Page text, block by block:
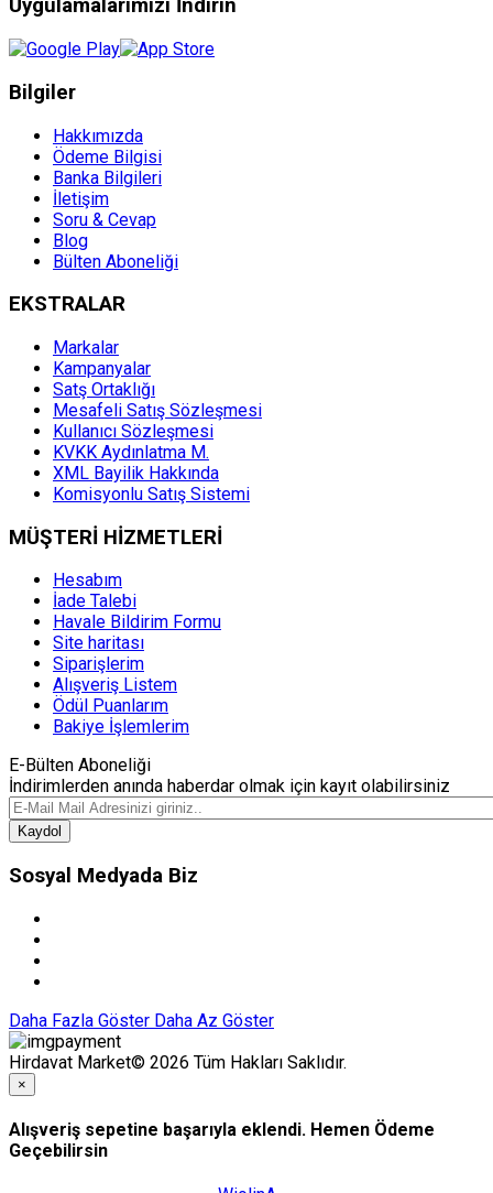
Uygulamalarımızı İndirin
Bilgiler
Hakkımızda
Ödeme Bilgisi
Banka Bilgileri
İletişim
Soru & Cevap
Blog
Bülten Aboneliği
EKSTRALAR
Markalar
Kampanyalar
Satş Ortaklığı
Mesafeli Satış Sözleşmesi
Kullanıcı Sözleşmesi
KVKK Aydınlatma M.
XML Bayilik Hakkında
Komisyonlu Satış Sistemi
MÜŞTERİ HİZMETLERİ
Hesabım
İade Talebi
Havale Bildirim Formu
Site haritası
Siparişlerim
Alışveriş Listem
Ödül Puanlarım
Bakiye İşlemlerim
E-Bülten Aboneliği
İndirimlerden anında haberdar olmak için kayıt olabilirsiniz
Kaydol
Sosyal Medyada Biz
Daha Fazla Göster Daha Az Göster
Hirdavat Market© 2026 Tüm Hakları Saklıdır.
×
Alışveriş sepetine başarıyla eklendi. Hemen Ödeme
Geçebilirsin